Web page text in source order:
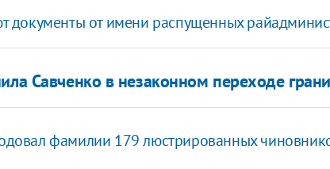
документы от имени распущенных
Савченко в незаконном переходе
фамилии 179 люстрированных